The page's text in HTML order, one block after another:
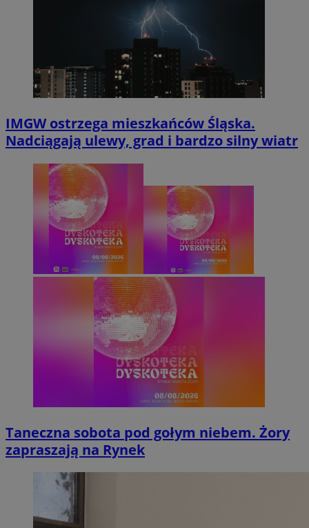
IMGW ostrzega mieszkańców Śląska.
Nadciągają ulewy, grad i bardzo silny wiatr
Taneczna sobota pod gołym niebem. Żory
zapraszają na Rynek